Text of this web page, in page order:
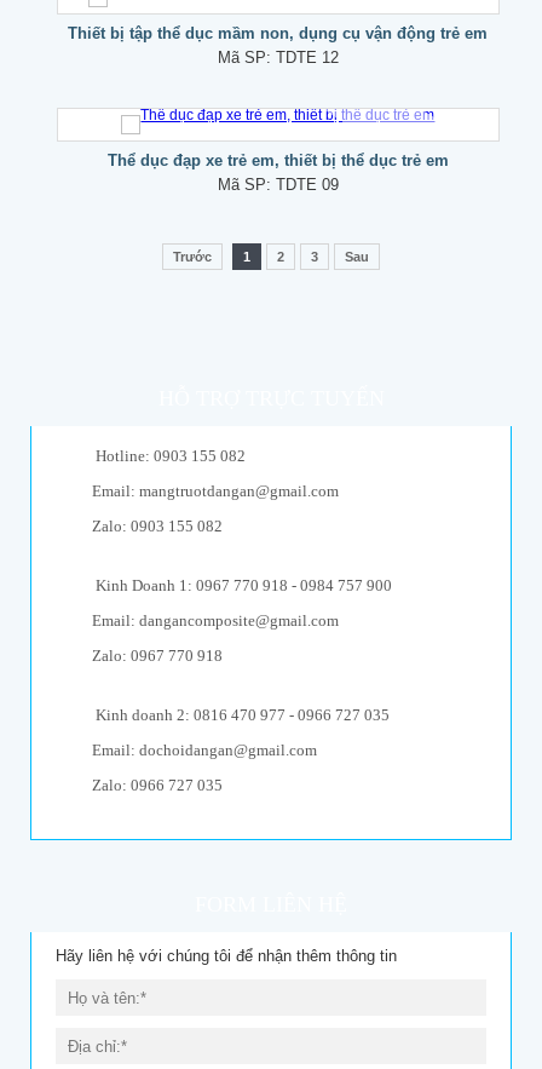
Thiết bị tập thể dục mầm non, dụng cụ vận động trẻ em
Mã SP: TDTE 12
Thể dục đạp xe trẻ em, thiết bị thể dục trẻ em
Mã SP: TDTE 09
Trước 1 2 3 Sau
Hotline: 0903 155 082
Email: mangtruotdangan@gmail.com
Zalo: 0903 155 082
Kinh Doanh 1: 0967 770 918 - 0984 757 900
Email: dangancomposite@gmail.com
Zalo: 0967 770 918
Kinh doanh 2: 0816 470 977 - 0966 727 035
Email: dochoidangan@gmail.com
Zalo: 0966 727 035
Hãy liên hệ với chúng tôi để nhận thêm thông tin